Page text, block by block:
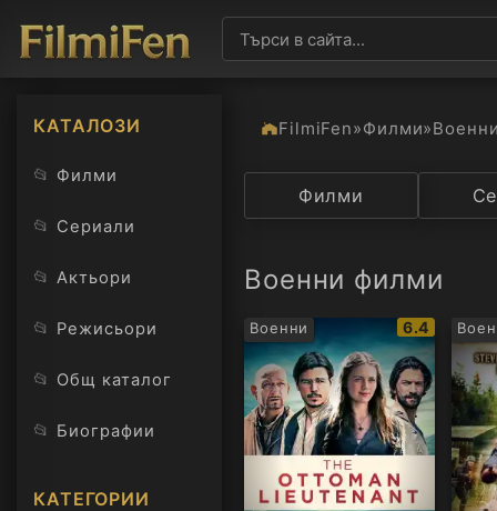
КАТАЛОЗИ
📂 Филми
📂 Сериали
📂 Актьори
📂 Режисьори
📂 Общ каталог
📂 Биографии
КАТЕГОРИИ
FilmiFen»Филми»Военни
Категория
Филми
Военни филми
Военни
IMDb
рейтинг:
6.4